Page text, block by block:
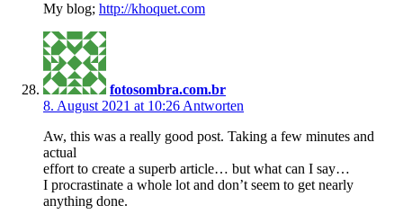
My blog; http://khoquet.com
fotosombra.com.br
8. August 2021 at 10:26 Antworten
Aw, this was a really good post. Taking a few minutes and
actual
effort to create a superb article… but what can I say…
I procrastinate a whole lot and don’t seem to get nearly
anything done.